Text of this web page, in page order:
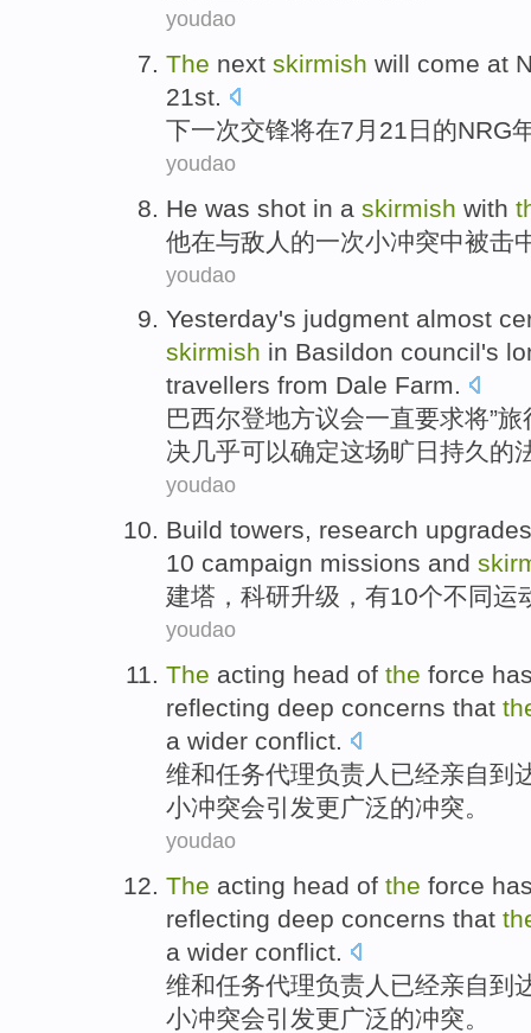
youdao
The next skirmish will come at
21st.
下一次交锋将在7月 21日 的NRG
youdao
He was shot in a skirmish with
他在与敌人 的一次小冲突中被击
youdao
Yesterday's judgment almost
skirmish in Basildon council's
travellers from Dale Farm.
巴西尔登地方议会一直要求将”
决几乎可以确定这场旷日持久 的
youdao
Build towers, research upgrades
10 campaign missions and
建塔 ， 科研升级 ，有10个不同运
youdao
The acting head of the force
reflecting deep concerns that
a wider conflict.
维和任务代理负责人 已经亲自到
小冲突会引发更广泛的冲突。
youdao
The acting head of the force
reflecting deep concerns that
a wider conflict.
维和任务代理负责人 已经亲自到
小冲突会引发更广泛的冲突。